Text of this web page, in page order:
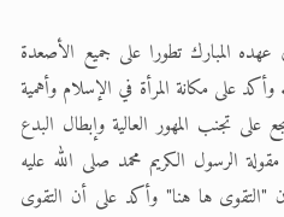
عهده المبارك تطورا على جميع الأصعدة
وأكد على مكانة المرأة في الإسلام وأهمية
على تجنب المهور العالية وإبطال البدع
الرسول الكريم محمد صلى الله عليه
ها هنا" وأكد على أن التقوى